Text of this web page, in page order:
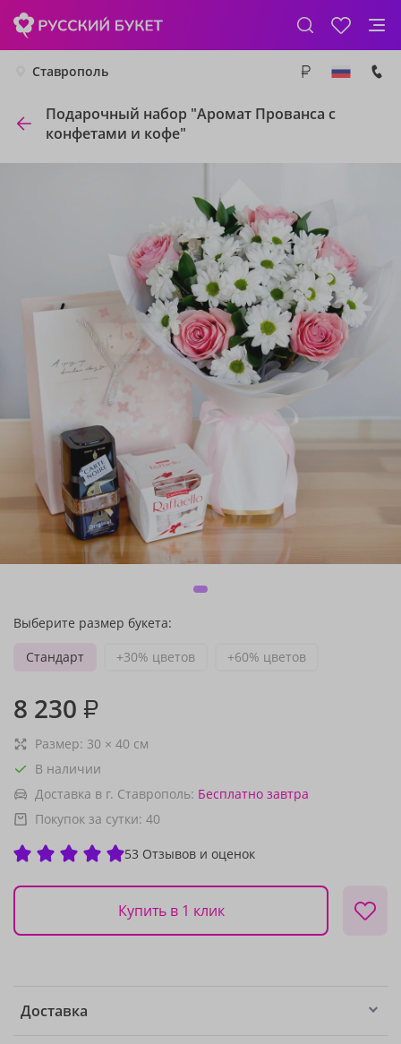
Ставрополь
Подарочный набор "Аромат Прованса с
конфетами и кофе"
Выберите размер букета:
Стандарт
+30% цветов +60% цветов
8 230 ₽
Размер: 30 × 40 см
В наличии
Доставка в г. Ставрополь: Бесплатно завтра
Покупок за сутки: 40
53 Отзывов и оценок
Купить в 1 клик
Доставка